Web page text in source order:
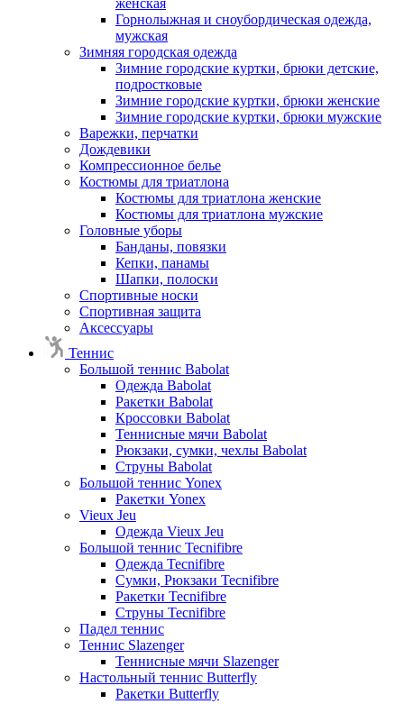
женская
Горнолыжная и сноубордическая одежда,
мужская
Зимняя городская одежда
Зимние городские куртки, брюки детские,
подростковые
Зимние городские куртки, брюки женские
Зимние городские куртки, брюки мужские
Варежки, перчатки
Дождевики
Компрессионное белье
Костюмы для триатлона
Костюмы для триатлона женские
Костюмы для триатлона мужские
Головные уборы
Банданы, повязки
Кепки, панамы
Шапки, полоски
Спортивные носки
Спортивная защита
Аксессуары
Теннис
Большой теннис Babolat
Одежда Babolat
Ракетки Babolat
Кроссовки Babolat
Теннисные мячи Babolat
Рюкзаки, сумки, чехлы Babolat
Струны Babolat
Большой теннис Yonex
Ракетки Yonex
Vieux Jeu
Одежда Vieux Jeu
Большой теннис Tecnifibre
Одежда Tecnifibre
Сумки, Рюкзаки Tecnifibre
Ракетки Tecnifibre
Струны Tecnifibre
Падел теннис
Теннис Slazenger
Теннисные мячи Slazenger
Настольный теннис Butterfly
Ракетки Butterfly